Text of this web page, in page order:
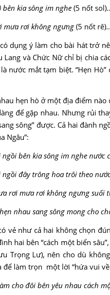
kia sông im nghe (5 nốt
mưa rơi không ngưng (5 nốt
dụng ý làm cho bài hát trở
Lang và Chức Nữ chỉ bị chia
nước mắt tạm biệt. “Hẹn
hẹn hò ở một địa điểm nào
để gặp nhau. Nhưng rủi
sông” được. Cả hai đành
Ngâu”:
bên kia sông im nghe nước
đây trông hoa trôi theo nước
mưa rơi không ngưng suối
nhau sang sông mong cho
vẻ như cả hai không chọn
hai bên “cách một biển
Trọng Lư), nên cho dù
để làm trọn một lời “hứa vui về
đôi bên yêu nhau cách